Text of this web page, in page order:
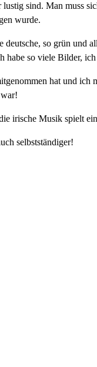
sind. Man muss
wurde.
so grün und
so viele Bilder,
hat und
irische Musik spielt
selbstständiger!